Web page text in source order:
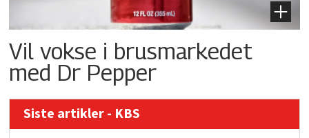
Vil vokse i brusmarkedet
med Dr Pepper
Siste artikler - KBS